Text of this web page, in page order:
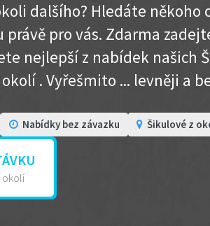
dalšího? Hledáte někoho
pro vás. Zdarma
nejlepší z nabídek našich
. Vyřešmito ... levněji a
Nabídky bez závazku Šikulové z
okolí